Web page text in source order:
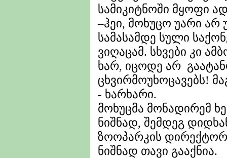
სამიკიტნოში მყოფი
–ჰეი, მოხუცო უარი
სამასამდე სული
ვიღაცამ. სხვები კი
ხარ, იცოდე არ
ცხვირმოუხოცავებს!
- ხარხარი.
მოხუცმა მონადირემ
ნიშნად, შემდეგ
ზოოპარკის
ნიშნად თავი გააქნია.